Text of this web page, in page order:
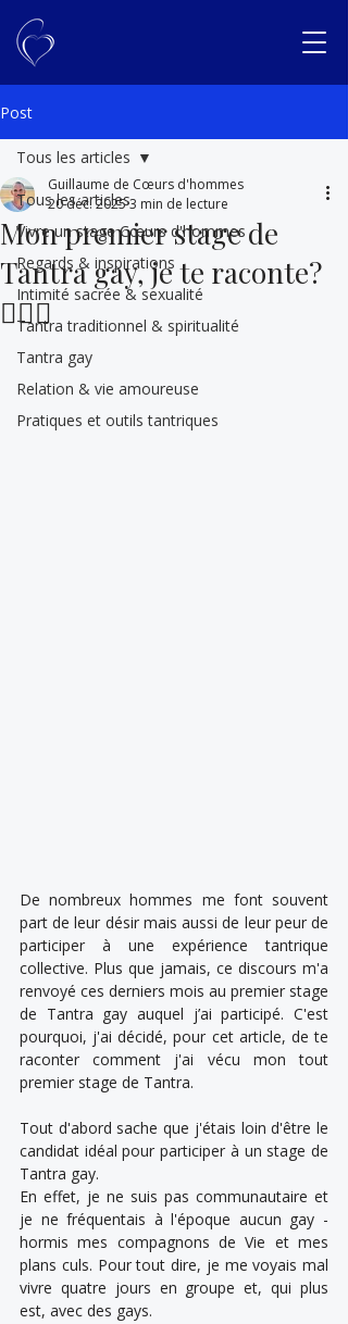
Post
Tous les articles
Vivre un stage Cœurs d'hommes
Regards & inspirations
Intimité sacrée & sexualité
Tantra traditionnel & spiritualité
Tantra gay
Relation & vie amoureuse
Pratiques et outils tantriques
Tous les articles
Mon premier stage de
Tantra gay, je te raconte?
🏳️‍🌈🤭
Guillaume de Cœurs d'hommes
20 déc. 20253 min de lecture
De nombreux hommes me font souvent
part de leur désir mais aussi de leur peur de
participer à une expérience tantrique
collective. Plus que jamais, ce discours m'a
renvoyé ces derniers mois au premier stage
de Tantra gay auquel j’ai participé. C'est
pourquoi, j'ai décidé, pour cet article, de te
raconter comment j'ai vécu mon tout
premier stage de Tantra.
Tout d'abord sache que j'étais loin d'être le
candidat idéal pour participer à un stage de
Tantra gay.
En effet, je ne suis pas communautaire et
je ne fréquentais à l'époque aucun gay -
hormis mes compagnons de Vie et mes
plans culs. Pour tout dire, je me voyais mal
vivre quatre jours en groupe et, qui plus
est, avec des gays.